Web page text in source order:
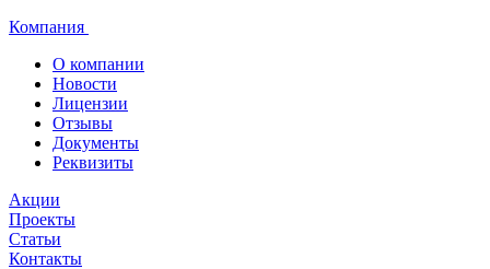
Компания
О компании
Новости
Лицензии
Отзывы
Документы
Реквизиты
Акции
Проекты
Статьи
Контакты